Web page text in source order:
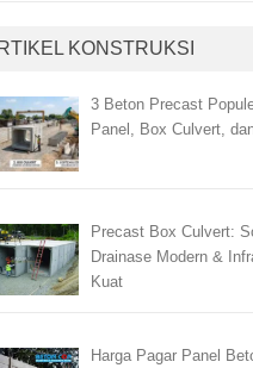
KONSTRUKSI
3 Beton Precast
Panel, Box Culvert,
Precast Box Culvert:
Drainase Modern &
Kuat
Harga Pagar Panel